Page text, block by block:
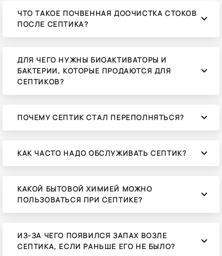
ЧТО ТАКОЕ ПОЧВЕННАЯ ДООЧИСТКА СТОКОВ
ПОСЛЕ СЕПТИКА?
ДЛЯ ЧЕГО НУЖНЫ БИОАКТИВАТОРЫ И
БАКТЕРИИ, КОТОРЫЕ ПРОДАЮТСЯ ДЛЯ
СЕПТИКОВ?
ПОЧЕМУ СЕПТИК СТАЛ ПЕРЕПОЛНЯТЬСЯ?
КАК ЧАСТО НАДО ОБСЛУЖИВАТЬ СЕПТИК?
КАКОЙ БЫТОВОЙ ХИМИЕЙ МОЖНО
ПОЛЬЗОВАТЬСЯ ПРИ СЕПТИКЕ?
ИЗ-ЗА ЧЕГО ПОЯВИЛСЯ ЗАПАХ ВОЗЛЕ
СЕПТИКА, ЕСЛИ РАНЬШЕ ЕГО НЕ БЫЛО?